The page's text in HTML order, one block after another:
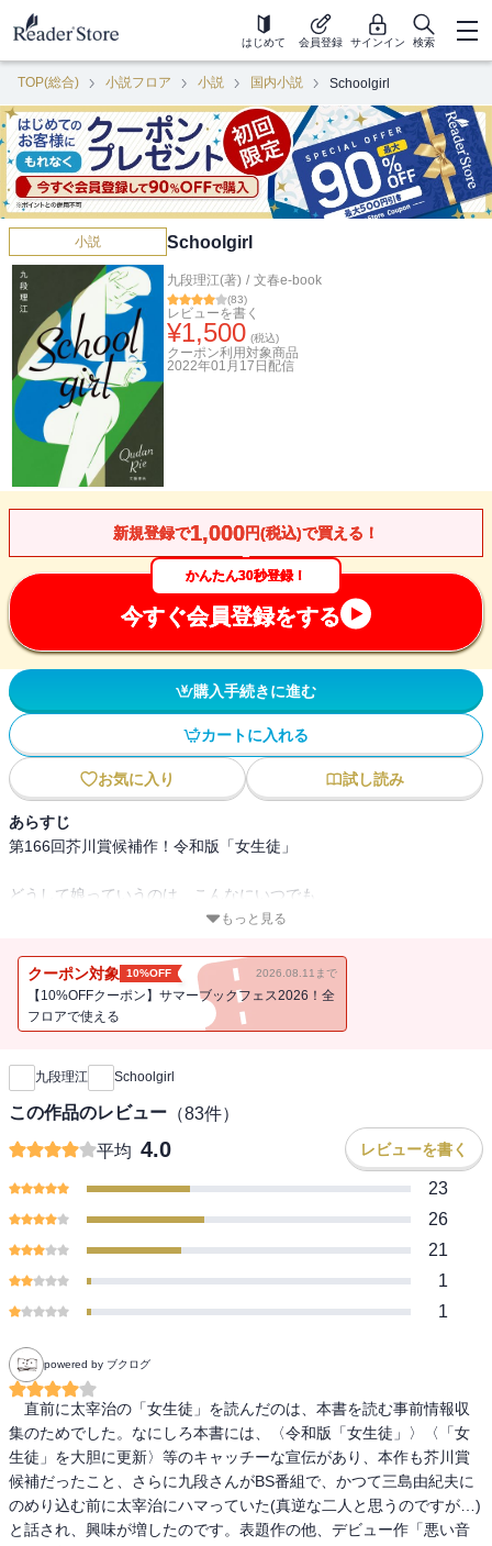
はじめて 会員登録 サインイン 検索
TOP(総合) 小説フロア 小説 国内小説 Schoolgirl
小説 Schoolgirl
九段理江(著) / 文春e-book
(83)
レビューを書く
¥1,500 (税込)
クーポン利用対象商品
2022年01月17日 配信
新規登録で1,000円(税込)で買える！
かんたん30秒登録！
今すぐ会員登録をする
購入手続きに進む
カートに入れる
お気に入り 試し読み
あらすじ
第166回芥川賞候補作！令和版「女生徒」
どうして娘っていうのは、こんなにいつでも、
お母さんのことを考えてばかりいるんだろう。
社会派YouTuberとしての活動に夢中な14歳の娘は、
私のことを「小説に思考を侵されたかわいそうな女」だと思ってい
る。
第126回文學界新人賞受賞作「悪い音楽」を同時収録。
もっと見る
クーポン対象 10%OFF 2026.08.11まで
【10%OFFクーポン】サマーブックフェス2026！全
フロアで使える
新刊通知
九段理江 Schoolgirl
この作品のレビュー （83件）
平均 4.0 レビューを書く
23
26
21
1
1
powered by ブクログ
直前に太宰治の「女生徒」を読んだのは、本書を読む事前情報収
集のためでした。なにしろ本書には、〈令和版「女生徒」〉〈「女
生徒」を大胆に更新〉等のキャッチーな宣伝があり、本作も芥川賞
候補だったこと、さらに九段さんがBS番組で、かつて三島由紀夫に
のめり込む前に太宰治にハマっていた(真逆な二人と思うのですが…)
と話され、興味が増したのです。表題作の他、デビュー作「悪い音